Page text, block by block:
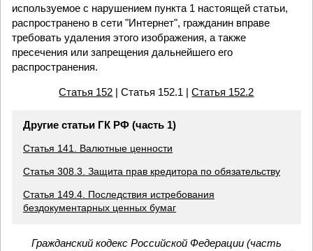
используемое с нарушением пункта 1 настоящей статьи,
распространено в сети "Интернет", гражданин вправе
требовать удаления этого изображения, а также
пресечения или запрещения дальнейшего его
распространения.
Статья 152 | Статья 152.1 |Статья 152.2
Другие статьи ГК РФ (часть 1)
Статья 141. Валютные ценности
Статья 308.3. Защита прав кредитора по обязательству
Статья 149.4. Последствия истребования
бездокументарных ценных бумаг
Гражданский кодекс Российской Федерации (часть